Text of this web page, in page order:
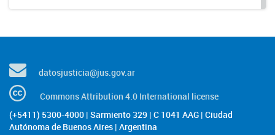
datosjusticia@jus.gov.ar
Commons Attribution 4.0 International license
(+5411) 5300-4000 | Sarmiento 329 | C 1041 AAG | Ciudad
Autónoma de Buenos Aires | Argentina